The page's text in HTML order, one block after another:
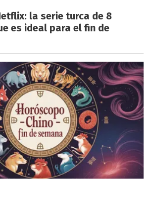
la serie turca de 8
es ideal para el fin de